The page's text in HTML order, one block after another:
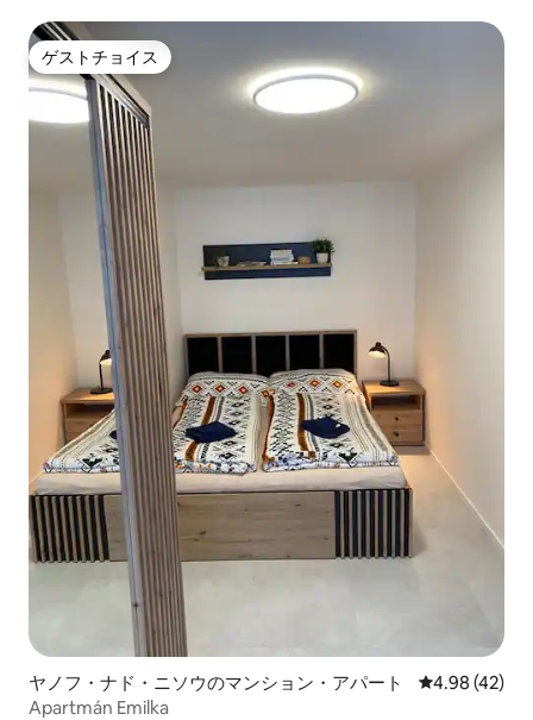
ゲストチョイス
ゲストチョイス
ヤノフ・ナド・ニソウのマンション・アパート レビュー42
4.98 (42)
Apartmán Emilka